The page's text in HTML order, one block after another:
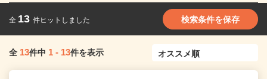
全 13 件ヒットしました 検索条件を保存
全 13件中 1 - 13件を表示